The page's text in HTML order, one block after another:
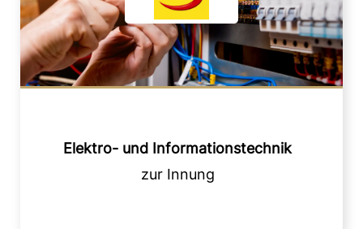
Elektro- und Informationstechnik